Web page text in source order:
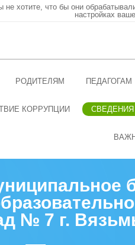
не хотите, что бы они
настройках
РОДИТЕЛЯМ ПЕДАГОГАМ
КОРРУПЦИИ
№ 7 г.